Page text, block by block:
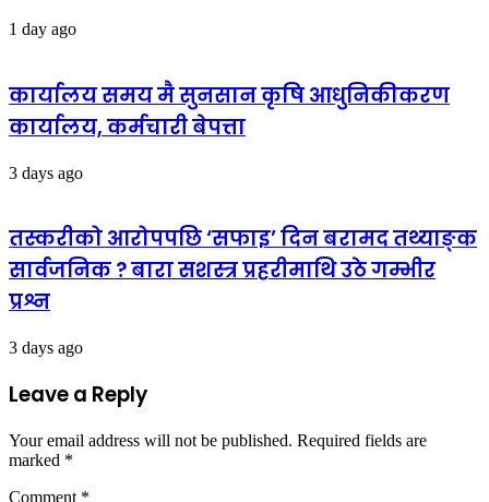
1 day ago
कार्यालय समय मै सुनसान कृषि आधुनिकीकरण
कार्यालय, कर्मचारी बेपत्ता
3 days ago
तस्करीको आरोपपछि ‘सफाइ’ दिन बरामद तथ्याङ्क
सार्वजनिक ? बारा सशस्त्र प्रहरीमाथि उठे गम्भीर
प्रश्न
3 days ago
Leave a Reply
Your email address will not be published. Required fields are
marked *
Comment *